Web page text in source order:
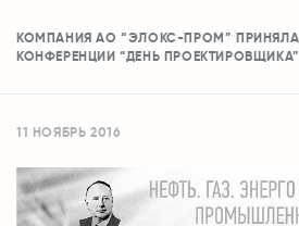
КОМПАНИЯ АО “ЭЛОКС-ПРОМ” ПРИНЯЛА
КОНФЕРЕНЦИИ “ДЕНЬ ПРОЕКТИРОВЩИКА”
11 НОЯБРЬ 2016